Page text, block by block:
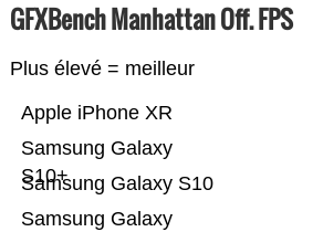
GFXBench Manhattan Off. FPS
Plus élevé = meilleur
Samsung Galaxy
Samsung Galaxy S10
Samsung Galaxy
S10+
Apple iPhone XR